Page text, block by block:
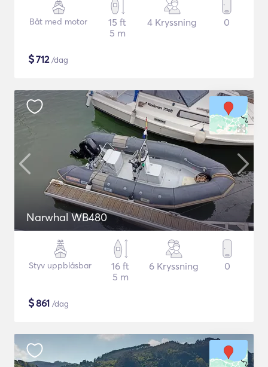
Båt med motor
15 ft
5 m
4 Kryssning 0
$712/dag
Narwhal WB480
Styv uppblåsbar
16 ft
5 m
6 Kryssning 0
$861 /dag